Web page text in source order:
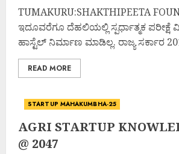
TUMAKURU:SHAKTHIPEETA
ಇದೂವರೆಗೂ ದೆಹಲಿಯಲ್ಲಿ ಸ್ಪರ್ಧಾತ್ಮಕ ಪರೀಕ್ಷೆ
ಹಾಸ್ಟೆಲ್ ನಿರ್ಮಾಣ ಮಾಡಿಲ್ಲ. ರಾಜ್ಯ ಸರ್ಕಾರ
READ MORE
STARTUP MAHAKUMBHA-25
AGRI STARTUP
@ 2047